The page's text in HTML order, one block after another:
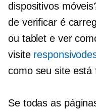
dispositivos
de verificar é
ou tablet e ver
visite
como seu site está
Se todas as